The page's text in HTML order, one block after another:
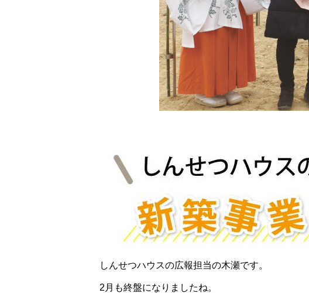
しんせつハウスの広報担当の木瀬です。
2月も終盤になりましたね。